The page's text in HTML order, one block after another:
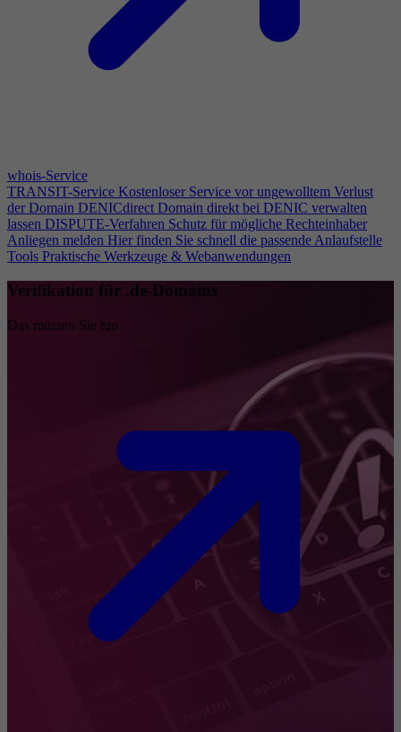
whois-Service
TRANSIT-Service Kostenloser Service vor ungewolltem Verlust
der Domain DENICdirect Domain direkt bei DENIC verwalten
lassen DISPUTE-Verfahren Schutz für mögliche Rechteinhaber
Anliegen melden Hier finden Sie schnell die passende Anlaufstelle
Tools Praktische Werkzeuge & Webanwendungen
Verifikation für .de-Domains
Das müssen Sie tun